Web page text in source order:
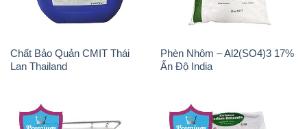
Chất Bảo Quản CMIT Thái
Lan Thailand
Phèn Nhôm – Al2(SO4)3 17%
Ấn Độ India